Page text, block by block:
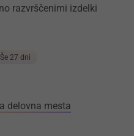
razvrščenimi izdelki
Še 27 dni
delovna mesta